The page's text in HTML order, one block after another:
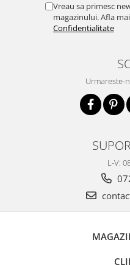
Vreau sa primesc
magazinului. Afla
Confidentialitate
Urmareste-
L-V: